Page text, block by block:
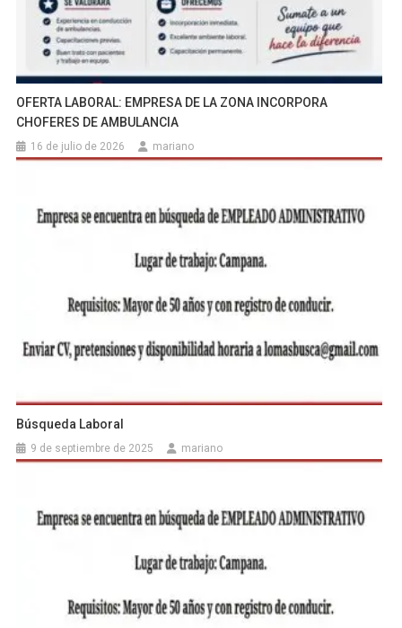
OFERTA LABORAL: EMPRESA DE LA ZONA INCORPORA
CHOFERES DE AMBULANCIA
16 de julio de 2026 mariano
Búsqueda Laboral
9 de septiembre de 2025 mariano